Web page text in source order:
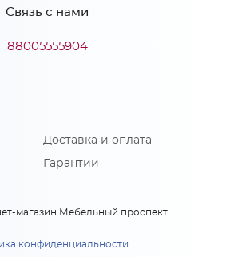
2
Связь с нами
88005555904
Доставка и оплата
Гарантии
магазин Мебельный проспект
конфиденциальности